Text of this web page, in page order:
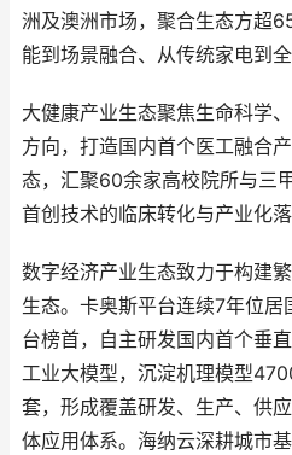
洲及澳洲市场，聚合生态方超
能到场景融合、从传统家电到
大健康产业生态聚焦生命科学
方向，打造国内首个医工融合
态，汇聚60余家高校院所与三
首创技术的临床转化与产业化落
数字经济产业生态致力于构建
生态。卡奥斯平台连续7年位居
台榜首，自主研发国内首个垂
工业大模型，沉淀机理模型
套，形成覆盖研发、生产、供
体应用体系。海纳云深耕城市